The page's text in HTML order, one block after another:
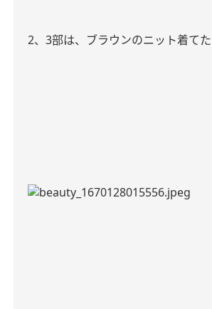
2、 3部は、ブラウンのニット着てた